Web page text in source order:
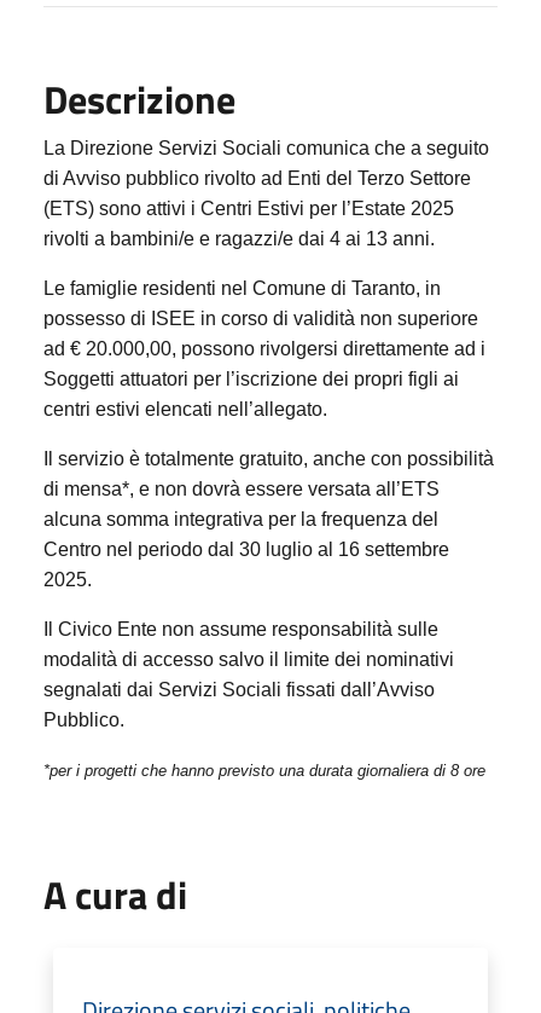
Descrizione
La Direzione Servizi Sociali comunica che a seguito
di Avviso pubblico rivolto ad Enti del Terzo Settore
(ETS) sono attivi i Centri Estivi per l’Estate 2025
rivolti a bambini/e e ragazzi/e dai 4 ai 13 anni.
Le famiglie residenti nel Comune di Taranto, in
possesso di ISEE in corso di validità non superiore
ad € 20.000,00, possono rivolgersi direttamente ad i
Soggetti attuatori per l’iscrizione dei propri figli ai
centri estivi elencati nell’allegato.
Il servizio è totalmente gratuito, anche con possibilità
di mensa*, e non dovrà essere versata all’ETS
alcuna somma integrativa per la frequenza del
Centro nel periodo dal 30 luglio al 16 settembre
2025.
Il Civico Ente non assume responsabilità sulle
modalità di accesso salvo il limite dei nominativi
segnalati dai Servizi Sociali fissati dall’Avviso
Pubblico.
*per i progetti che hanno previsto una durata giornaliera di 8 ore
A cura di